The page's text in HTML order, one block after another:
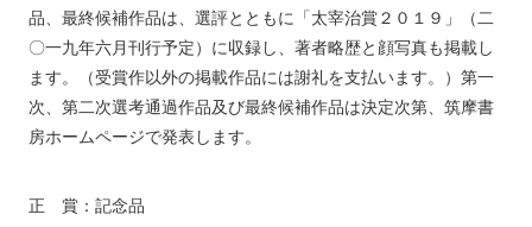
品、最終候補作品は、選評とともに「太宰治賞２０１９」（二
〇一九年六月刊行予定）に収録し、著者略歴と顔写真も掲載し
ます。（受賞作以外の掲載作品には謝礼を支払います。） 第一
次、第二次選考通過作品及び最終候補作品は決定次第、筑摩書
房ホームページで発表します。
正 賞：記念品